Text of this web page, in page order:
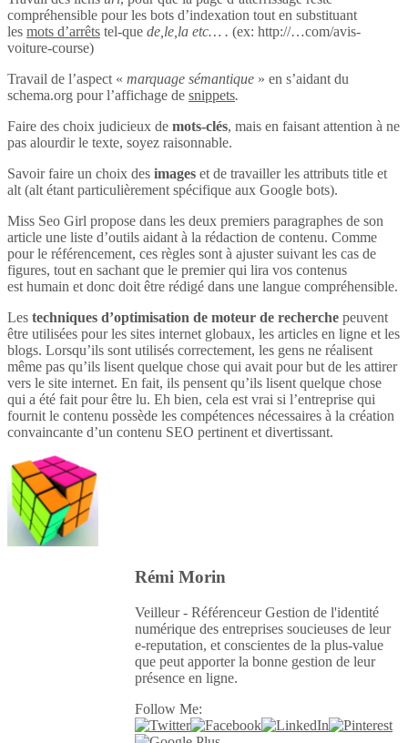
compréhensible pour les bots d’indexation tout en substituant
les mots d’arrêts tel-que de,le,la etc… . (ex: http://…com/avis-
voiture-course)
Travail de l’aspect « marquage sémantique » en s’aidant du
schema.org pour l’affichage de snippets.
Faire des choix judicieux de mots-clés, mais en faisant attention à ne
pas alourdir le texte, soyez raisonnable.
Savoir faire un choix des images et de travailler les attributs title et
alt (alt étant particulièrement spécifique aux Google bots).
Miss Seo Girl propose dans les deux premiers paragraphes de son
article une liste d’outils aidant à la rédaction de contenu. Comme
pour le référencement, ces règles sont à ajuster suivant les cas de
figures, tout en sachant que le premier qui lira vos contenus
est humain et donc doit être rédigé dans une langue compréhensible.
Les techniques d’optimisation de moteur de recherche peuvent
être utilisées pour les sites internet globaux, les articles en ligne et les
blogs. Lorsqu’ils sont utilisés correctement, les gens ne réalisent
même pas qu’ils lisent quelque chose qui avait pour but de les attirer
vers le site internet. En fait, ils pensent qu’ils lisent quelque chose
qui a été fait pour être lu. Eh bien, cela est vrai si l’entreprise qui
fournit le contenu possède les compétences nécessaires à la création
convaincante d’un contenu SEO pertinent et divertissant.
Rémi Morin
Veilleur - Référenceur Gestion de l'identité
numérique des entreprises soucieuses de leur
e-reputation, et conscientes de la plus-value
que peut apporter la bonne gestion de leur
présence en ligne.
Follow Me: